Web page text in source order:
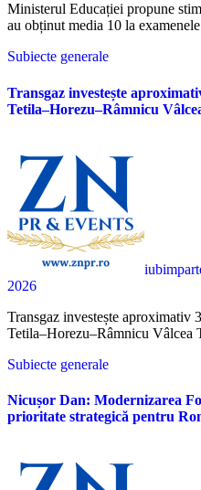
Ministerul Educației propune stimulente financiare pentru elevii care
au obținut media 10 la
Subiecte generale
Transgaz investește
Tetila–Horezu–Râmnicu
2026
Transgaz investește aproximativ 303 milioane de lei în conducta
Tetila–Horezu–Râmnicu Vâlcea
Subiecte generale
Nicușor Dan: Modernizarea
prioritate strategică pentru